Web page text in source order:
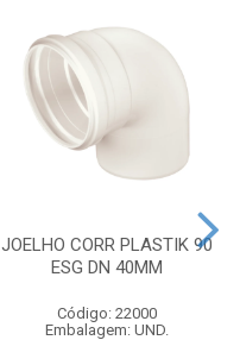
JOELHO CORR PLASTIK 90
ESG DN 40MM
Código: 22000
Embalagem: UND.